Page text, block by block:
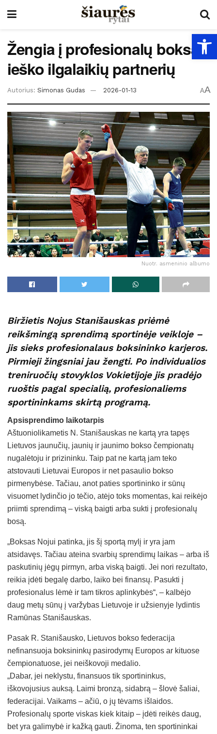
Žengia į profesionalų boksą,
ieško ilgalaikių partnerių
Autorius: Simonas Gudas 2026-01-13 AA
Nuotr. asmeninio albumo
Biržietis Nojus Stanišauskas priėmė
reikšmingą sprendimą sportinėje veikloje –
jis sieks profesionalaus boksininko karjeros.
Pirmieji žingsniai jau žengti. Po individualios
treniruočių stovyklos Vokietijoje jis pradėjo
ruoštis pagal specialią, profesionaliems
sportininkams skirtą programą.
Apsisprendimo laikotarpis
Aštuoniolikametis N. Stanišauskas ne kartą yra tapęs
Lietuvos jaunučių, jaunių ir jaunimo bokso čempionatų
nugalėtoju ir prizininku. Taip pat ne kartą jam teko
atstovauti Lietuvai Europos ir net pasaulio bokso
pirmenybėse. Tačiau, anot paties sportininko ir sūnų
visuomet lydinčio jo tėčio, atėjo toks momentas, kai reikėjo
priimti sprendimą – viską baigti arba sukti į profesionalų
bosą.
„Boksas Nojui patinka, jis šį sportą mylį ir yra jam
atsidavęs. Tačiau ateina svarbių sprendimų laikas – arba iš
paskutinių jėgų pirmyn, arba viską baigti. Jei nori rezultato,
reikia įdėti begalę darbo, laiko bei finansų. Pasukti į
profesionalus lėmė ir tam tikros aplinkybės“, – kalbėjo
daug metų sūnų į varžybas Lietuvoje ir užsienyje lydintis
Ramūnas Stanišauskas.
Pasak R. Stanišausko, Lietuvos bokso federacija
nefinansuoja boksininkų pasirodymų Europos ar kituose
čempionatuose, jei neiškovoji medalio.
„Dabar, jei neklystu, finansuos tik sportininkus,
iškovojusius auksą. Laimi bronzą, sidabrą – šlovė šaliai,
federacijai. Vaikams – ačiū, o jų tėvams išlaidos.
Profesionalų sporte viskas kiek kitaip – įdėti reikės daug,
bet yra galimybė ir kažką gauti. Žinoma, ten sportininkai